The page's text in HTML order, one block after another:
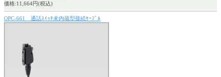
価格:11,664円(税込)
OPC-661 通話ｽｲｯﾁ未内蔵型接続ｹｰﾌﾞﾙ